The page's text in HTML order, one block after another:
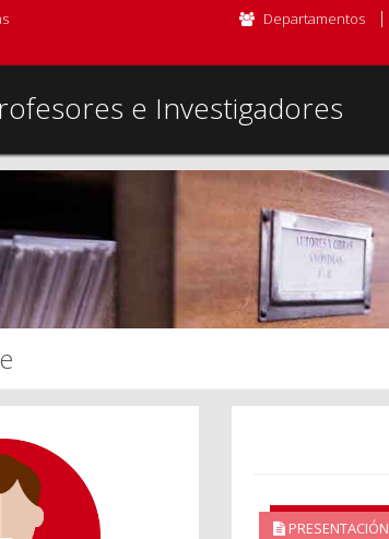
Departamentos
e Investigadores
PRESENTACIÓN